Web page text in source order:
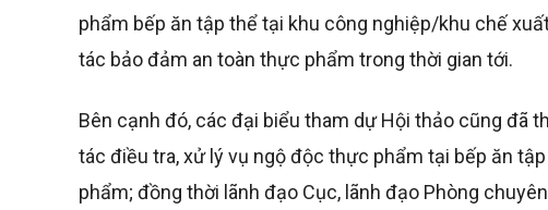
phẩm bếp ăn tập thể tại khu công nghiệp/khu chế
tác bảo đảm an toàn thực phẩm trong thời gian tới.
Bên cạnh đó, các đại biểu tham dự Hội thảo cũng đã
tác điều tra, xử lý vụ ngộ độc thực phẩm tại bếp ăn
phẩm; đồng thời lãnh đạo Cục, lãnh đạo Phòng